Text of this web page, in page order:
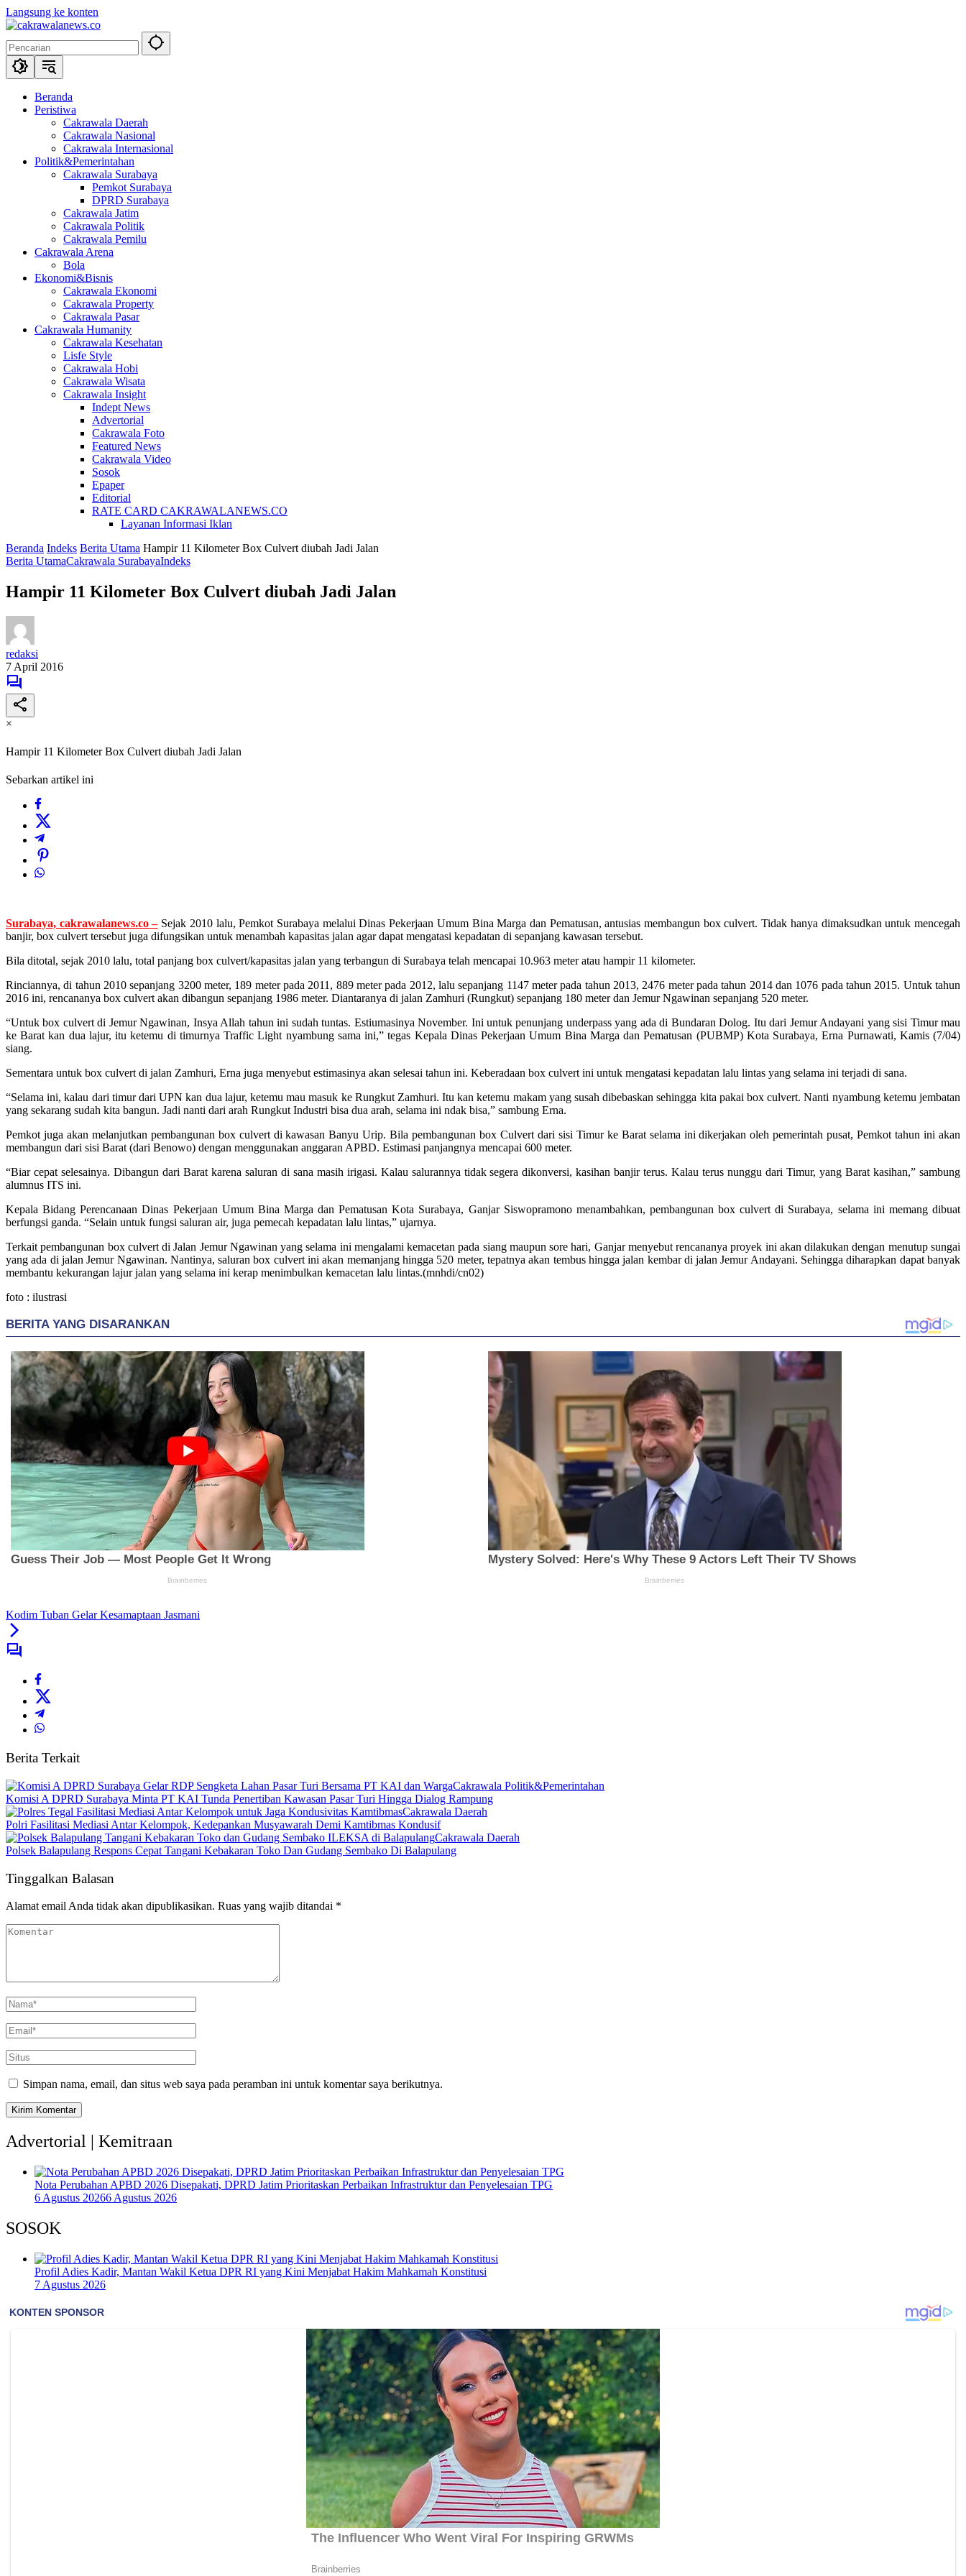
Langsung ke konten
Beranda
Peristiwa
Cakrawala Daerah
Cakrawala Nasional
Cakrawala Internasional
Politik&Pemerintahan
Cakrawala Surabaya
Pemkot Surabaya
DPRD Surabaya
Cakrawala Jatim
Cakrawala Politik
Cakrawala Pemilu
Cakrawala Arena
Bola
Ekonomi&Bisnis
Cakrawala Ekonomi
Cakrawala Property
Cakrawala Pasar
Cakrawala Humanity
Cakrawala Kesehatan
Lisfe Style
Cakrawala Hobi
Cakrawala Wisata
Cakrawala Insight
Indept News
Advertorial
Cakrawala Foto
Featured News
Cakrawala Video
Sosok
Epaper
Editorial
RATE CARD CAKRAWALANEWS.CO
Layanan Informasi Iklan
Beranda Indeks Berita Utama Hampir 11 Kilometer Box Culvert diubah Jadi Jalan
Berita UtamaCakrawala SurabayaIndeks
Hampir 11 Kilometer Box Culvert diubah Jadi Jalan
redaksi
7 April 2016
×
Hampir 11 Kilometer Box Culvert diubah Jadi Jalan
Sebarkan artikel ini
Surabaya, cakrawalanews.co – Sejak 2010 lalu, Pemkot Surabaya melalui Dinas Pekerjaan Umum Bina Marga dan Pematusan, antusias membangun box culvert. Tidak hanya dimaksudkan untuk mencegah
banjir, box culvert tersebut juga difungsikan untuk menambah kapasitas jalan agar dapat mengatasi kepadatan di sepanjang kawasan tersebut.
Bila ditotal, sejak 2010 lalu, total panjang box culvert/kapasitas jalan yang terbangun di Surabaya telah mencapai 10.963 meter atau hampir 11 kilometer.
Rinciannya, di tahun 2010 sepanjang 3200 meter, 189 meter pada 2011, 889 meter pada 2012, lalu sepanjang 1147 meter pada tahun 2013, 2476 meter pada tahun 2014 dan 1076 pada tahun 2015. Untuk tahun
2016 ini, rencananya box culvert akan dibangun sepanjang 1986 meter. Diantaranya di jalan Zamhuri (Rungkut) sepanjang 180 meter dan Jemur Ngawinan sepanjang 520 meter.
“Untuk box culvert di Jemur Ngawinan, Insya Allah tahun ini sudah tuntas. Estiumasinya November. Ini untuk penunjang underpass yang ada di Bundaran Dolog. Itu dari Jemur Andayani yang sisi Timur mau
ke Barat kan dua lajur, itu ketemu di timurnya Traffic Light nyambung sama ini,” tegas Kepala Dinas Pekerjaan Umum Bina Marga dan Pematusan (PUBMP) Kota Surabaya, Erna Purnawati, Kamis (7/04)
siang.
Sementara untuk box culvert di jalan Zamhuri, Erna juga menyebut estimasinya akan selesai tahun ini. Keberadaan box culvert ini untuk mengatasi kepadatan lalu lintas yang selama ini terjadi di sana.
“Selama ini, kalau dari timur dari UPN kan dua lajur, ketemu mau masuk ke Rungkut Zamhuri. Itu kan ketemu makam yang susah dibebaskan sehingga kita pakai box culvert. Nanti nyambung ketemu jembatan
yang sekarang sudah kita bangun. Jadi nanti dari arah Rungkut Industri bisa dua arah, selama ini ndak bisa,” sambung Erna.
Pemkot juga akan melanjutkan pembangunan box culvert di kawasan Banyu Urip. Bila pembangunan box Culvert dari sisi Timur ke Barat selama ini dikerjakan oleh pemerintah pusat, Pemkot tahun ini akan
membangun dari sisi Barat (dari Benowo) dengan menggunakan anggaran APBD. Estimasi panjangnya mencapai 600 meter.
“Biar cepat selesainya. Dibangun dari Barat karena saluran di sana masih irigasi. Kalau salurannya tidak segera dikonversi, kasihan banjir terus. Kalau terus nunggu dari Timur, yang Barat kasihan,” sambung
alumnus ITS ini.
Kepala Bidang Perencanaan Dinas Pekerjaan Umum Bina Marga dan Pematusan Kota Surabaya, Ganjar Siswopramono menambahkan, pembangunan box culvert di Surabaya, selama ini memang dibuat
berfungsi ganda. “Selain untuk fungsi saluran air, juga pemecah kepadatan lalu lintas,” ujarnya.
Terkait pembangunan box culvert di Jalan Jemur Ngawinan yang selama ini mengalami kemacetan pada siang maupun sore hari, Ganjar menyebut rencananya proyek ini akan dilakukan dengan menutup sungai
yang ada di jalan Jemur Ngawinan. Nantinya, saluran box culvert ini akan memanjang hingga 520 meter, tepatnya akan tembus hingga jalan kembar di jalan Jemur Andayani. Sehingga diharapkan dapat banyak
membantu kekurangan lajur jalan yang selama ini kerap menimbulkan kemacetan lalu lintas.(mnhdi/cn02)
foto : ilustrasi
Kodim Tuban Gelar Kesamaptaan Jasmani
Berita Terkait
Cakrawala Politik&Pemerintahan
Komisi A DPRD Surabaya Minta PT KAI Tunda Penertiban Kawasan Pasar Turi Hingga Dialog Rampung
Cakrawala Daerah
Polri Fasilitasi Mediasi Antar Kelompok, Kedepankan Musyawarah Demi Kamtibmas Kondusif
Cakrawala Daerah
Polsek Balapulang Respons Cepat Tangani Kebakaran Toko Dan Gudang Sembako Di Balapulang
Tinggalkan Balasan
Alamat email Anda tidak akan dipublikasikan. Ruas yang wajib ditandai *
Simpan nama, email, dan situs web saya pada peramban ini untuk komentar saya berikutnya.
Advertorial | Kemitraan
Nota Perubahan APBD 2026 Disepakati, DPRD Jatim Prioritaskan Perbaikan Infrastruktur dan Penyelesaian TPG
6 Agustus 20266 Agustus 2026
SOSOK
Profil Adies Kadir, Mantan Wakil Ketua DPR RI yang Kini Menjabat Hakim Mahkamah Konstitusi
7 Agustus 2026